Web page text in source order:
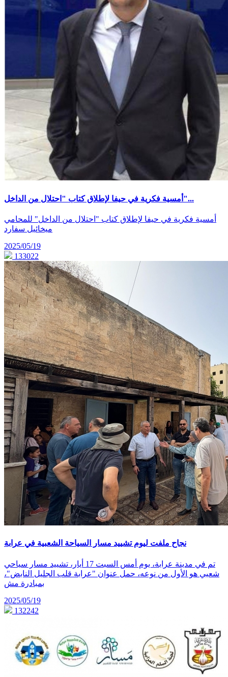
أمسية فكرية في حيفا لإطلاق كتاب "احتلال من الداخل"...
أمسية فكرية في حيفا لإطلاق كتاب "احتلال من الداخل" للمحامي
ميخائيل سفارد
2025/05/19
133022
نجاح ملفت ليوم تشييد مسار السياحة الشعبية في عرابة
تم في مدينة عرابة، يوم أمس السبت 17 أيار، تشييد مسار سياحي
شعبي هو الأول من نوعه، حمل عنوان "عرابة قلب الجليل النابض"،
بمبادرة مش
2025/05/19
132242